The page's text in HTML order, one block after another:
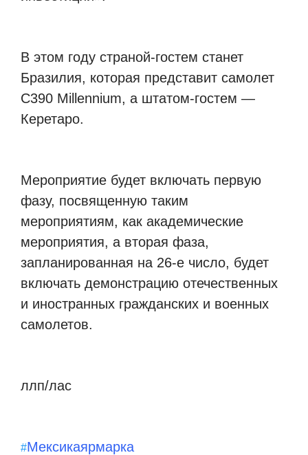
В этом году страной-гостем станет
Бразилия, которая представит самолет
C390 Millennium, а штатом-гостем —
Керетаро.
Мероприятие будет включать первую
фазу, посвященную таким
мероприятиям, как академические
мероприятия, а вторая фаза,
запланированная на 26-е число, будет
включать демонстрацию отечественных
и иностранных гражданских и военных
самолетов.
ллп/лас
#Мексикаярмарка